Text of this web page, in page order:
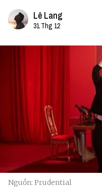
Lê Lang
31 Thg 12
Nguồn: Prudential